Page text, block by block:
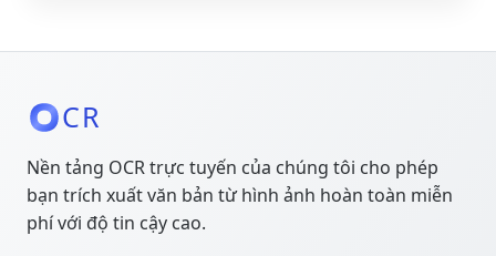
CR
Nền tảng OCR trực tuyến của chúng tôi cho phép
bạn trích xuất văn bản từ hình ảnh hoàn toàn miễn
phí với độ tin cậy cao.